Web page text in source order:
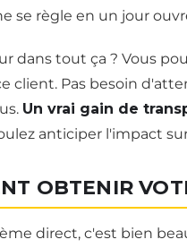
se règle en un jour
dans tout ça ? Vous
client. Pas besoin
Un vrai gain de
anticiper l'impact
OBTENIR
direct, c'est bien